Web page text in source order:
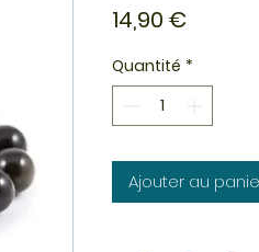
14,90 €
Quantité *
Ajouter au